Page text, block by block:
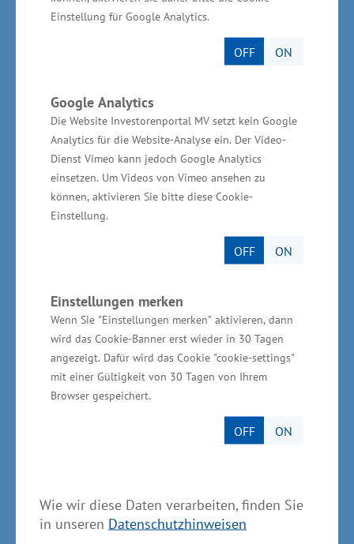
Einstellung für Google Analytics.
OFF ON
Google Analytics
Die Website Investorenportal MV setzt kein Google
Analytics für die Website-Analyse ein. Der Video-
Dienst Vimeo kann jedoch Google Analytics
einsetzen. Um Videos von Vimeo ansehen zu
können, aktivieren Sie bitte diese Cookie-
Einstellung.
OFF ON
Einstellungen merken
Wenn Sie "Einstellungen merken" aktivieren, dann
wird das Cookie-Banner erst wieder in 30 Tagen
angezeigt. Dafür wird das Cookie "cookie-settings"
mit einer Gültigkeit von 30 Tagen von Ihrem
Browser gespeichert.
OFF ON
Wie wir diese Daten verarbeiten, finden Sie
in unseren Datenschutzhinweisen
County im US-Bundestaat North Carolina
zugrunde. 1839 wurde in Rostock ein US-
Vizekonsulat eingerichtet, im Gegenzug
und 1865 insgesamt zwölf Konsulate in den
Vereinigten Staaten.
Im 19. Jahrhundert waren die Beziehungen
zwischen Mecklenburg und den Vereinigten
Staaten vor allem durch den Handel und die
Auswanderung geprägt. Allein zwischen 1860
und 1914 sind etwa 200.000 Menschen aus
ersten Mecklenburger erreichten die
amerikanischen Kolonien wohl schon im 16.
Jahrhundert. Im Jahr 1762 gründeten
Auswanderer aus dieser Region das
Mecklenburg County in North Carolina. Die dort
verfasste, berühmte „Mecklenburg Declaration
of Independence“ vom 20. Mai 1775 war die
amerikanischen Kolonien.